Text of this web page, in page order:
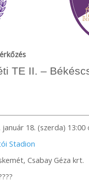
TE II. –
18. (szerda) 13:00
Stadion
Csabay Géza krt.